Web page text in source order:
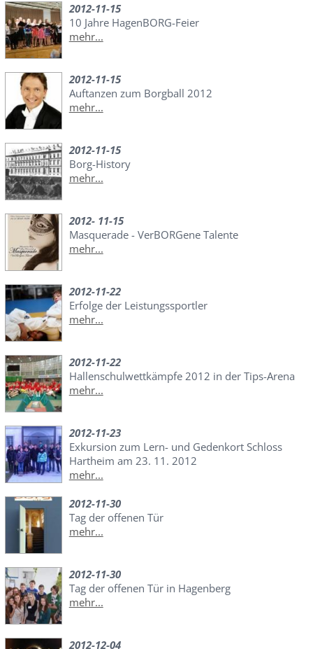
2012-11-15
10 Jahre HagenBORG-Feier
mehr...
2012-11-15
Auftanzen zum Borgball 2012
mehr...
2012-11-15
Borg-History
mehr...
2012- 11-15
Masquerade - VerBORGene Talente
mehr...
2012-11-22
Erfolge der Leistungssportler
mehr...
2012-11-22
Hallenschulwettkämpfe 2012 in der Tips-Arena
mehr...
2012-11-23
Exkursion zum Lern- und Gedenkort Schloss
Hartheim am 23. 11. 2012
mehr...
2012-11-30
Tag der offenen Tür
mehr...
2012-11-30
Tag der offenen Tür in Hagenberg
mehr...
2012-12-04